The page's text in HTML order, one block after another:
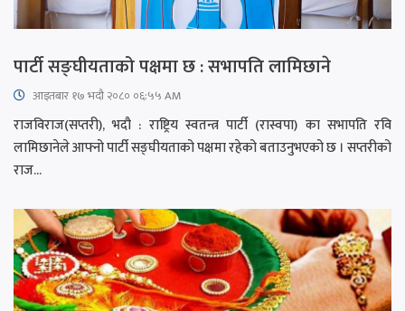
पार्टी सङ्घीयताको पक्षमा छ : सभापति लामिछाने
आइतबार​ १७ भदौ २०८० ०६:५५ AM
राजविराज(सप्तरी), भदौ : राष्ट्रिय स्वतन्त्र पार्टी (रास्वपा) का सभापति रवि
लामिछानेले आफ्नो पार्टी सङ्घीयताको पक्षमा रहेको बताउनुभएको छ । सप्तरीको
राज...